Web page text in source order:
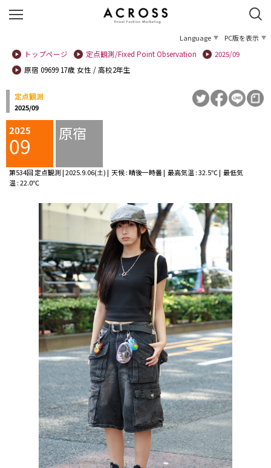
Language
PC版を表示
トップページ
定点観測/Fixed Point Observation
2025/09
原宿 09699 17歳 女性 / 高校2年生
定点観測
2025/09
2025
09 原宿
第534回 定点観測 | 2025.9.06(土) | 天候 : 晴後一時曇 | 最高気温 : 32.5℃ | 最低気
温 : 22.0℃